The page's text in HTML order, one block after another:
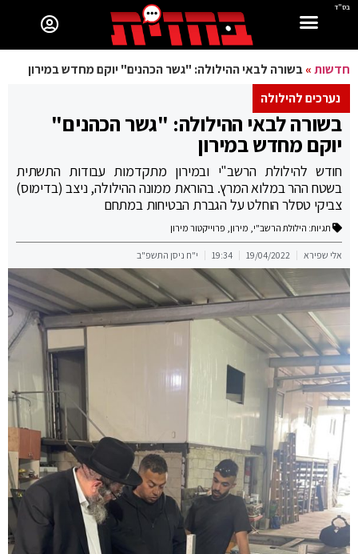
בס"ד
חדשות»בשורה לבאי ההילולה: "גשר הכהנים" יוקם מחדש במירון
נערכים להילולה
בשורה לבאי ההילולה: "גשר הכהנים"
יוקם מחדש במירון
חודש להילולת הרשב"י ובמירון מתקדמות עבודות התשתית
בשטח ההר במלוא המרץ. בהוראת ממונה ההילולה, ניצב (בדימוס)
צביקי טסלר הוחלט על הגברת הבטיחות במתחם
תגיות: הילולת הרשב"י, מירון, פרוייקטור מירון
אלי שפירא 19/04/2022
19:34 י"ח ניסן התשפ"ב